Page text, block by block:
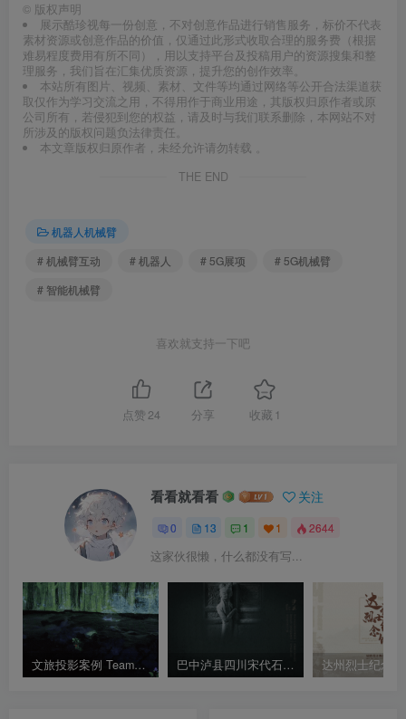
© 版权声明
展示酷珍视每一份创意，不对创意作品进行销售服务，标价不代表
素材资源或创意作品的价值，仅通过此形式收取合理的服务费（根据
难易程度费用有所不同），用以支持平台及投稿用户的资源搜集和整
理服务，我们旨在汇集优质资源，提升您的创作效率。
本站所有图片、视频、素材、文件等均通过网络等公开合法渠道获
取仅作为学习交流之用，不得用作于商业用途，其版权归原作者或原
公司所有，若侵犯到您的权益，请及时与我们联系删除，本网站不对
所涉及的版权问题负法律责任。
本文章版权归原作者，未经允许请勿转载 。
THE END
机器人机械臂
# 机械臂互动
# 机器人 # 5G展项
# 5G机械臂
# 智能机械臂
喜欢就支持一下吧
点赞 24 分享 收藏 1
看看就看看 关注
0 13 1 1 2644
这家伙很懒，什么都没有写...
文旅投影案例 TeamLab河流投影 水面投影秀 巴中泸县四川宋代石刻博物馆设计方案｜143页｜PPTX｜94.17M